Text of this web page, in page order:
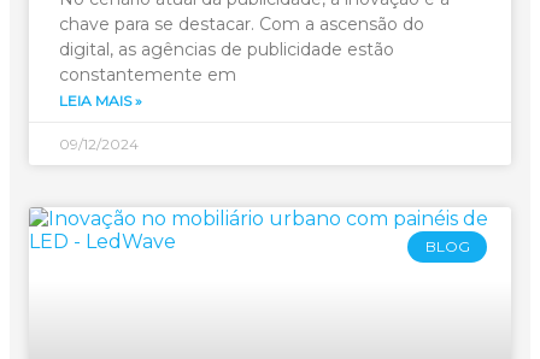
chave para se destacar. Com a ascensão do
digital, as agências de publicidade estão
constantemente em
LEIA MAIS »
09/12/2024
BLOG